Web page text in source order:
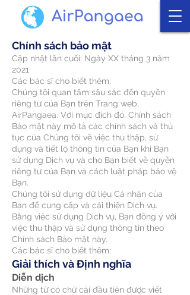
Chính sách bảo mật
Cập nhật lần cuối: Ngày XX tháng 3 năm
2021
Các bác sĩ cho biết thêm:
Chúng tôi quan tâm sâu sắc đến quyền
riêng tư của Bạn trên Trang web,
AirPangaea. Với mục đích đó, Chính sách
Bảo mật này mô tả các chính sách và thủ
tục của Chúng tôi về việc thu thập, sử
dụng và tiết lộ thông tin của Bạn khi Bạn
sử dụng Dịch vụ và cho Bạn biết về quyền
riêng tư của Bạn và cách luật pháp bảo vệ
Bạn.
Chúng tôi sử dụng dữ liệu Cá nhân của
Bạn để cung cấp và cải thiện Dịch vụ.
Bằng việc sử dụng Dịch vụ, Bạn đồng ý với
việc thu thập và sử dụng thông tin theo
Chính sách Bảo mật này.
Các bác sĩ cho biết thêm:
Giải thích và Định nghĩa
Diễn dịch
Những từ có chữ cái đầu tiên được viết